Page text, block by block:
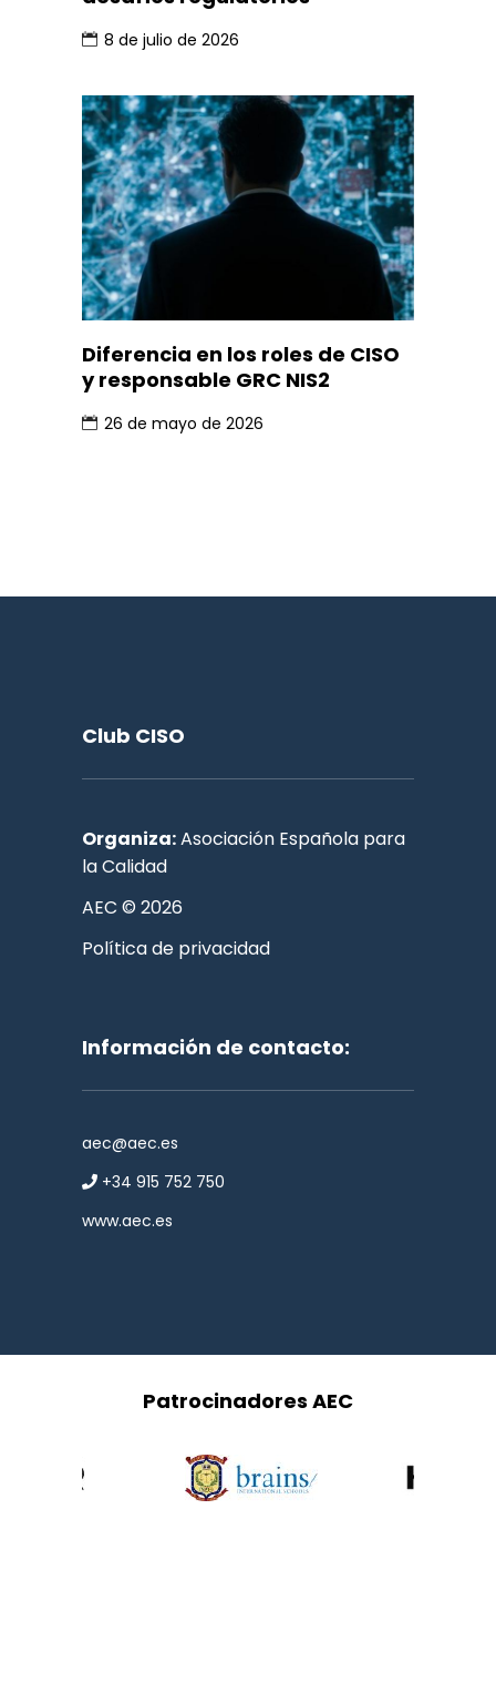
8 de julio de 2026
Diferencia en los roles de CISO
y responsable GRC NIS2
26 de mayo de 2026
Club CISO
Organiza:Asociación Española para
la Calidad
AEC © 2026
Política de privacidad
Información de contacto:
aec@aec.es
+34 915 752 750
www.aec.es
Patrocinadores AEC